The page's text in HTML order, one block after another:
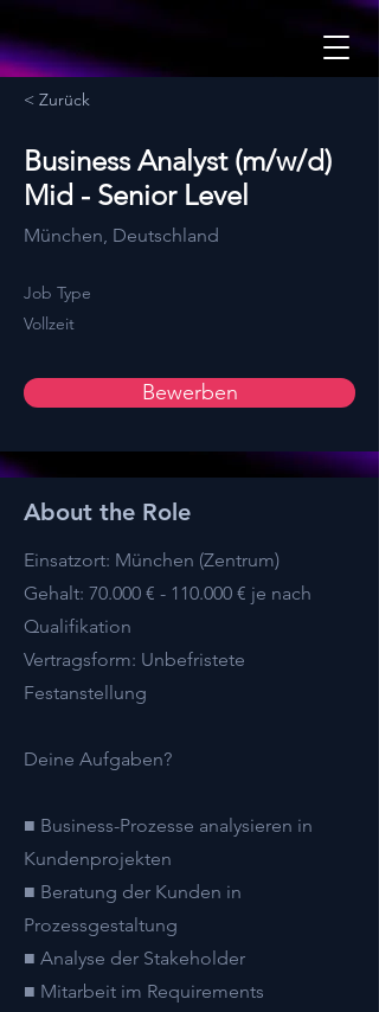
< Zurück
Business Analyst (m/w/d)
Mid - Senior Level
München, Deutschland
Job Type
Vollzeit
Bewerben
About the Role
Einsatzort: München (Zentrum)
Gehalt: 70.000 € - 110.000 € je nach
Qualifikation
Vertragsform: Unbefristete
Festanstellung
Deine Aufgaben?
■ Business-Prozesse analysieren in
Kundenprojekten
■ Beratung der Kunden in
Prozessgestaltung
■ Analyse der Stakeholder
■ Mitarbeit im Requirements